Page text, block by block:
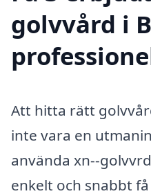
golvvård i
Att hitta rätt
inte vara en
använda xn--
enkelt och snabbt